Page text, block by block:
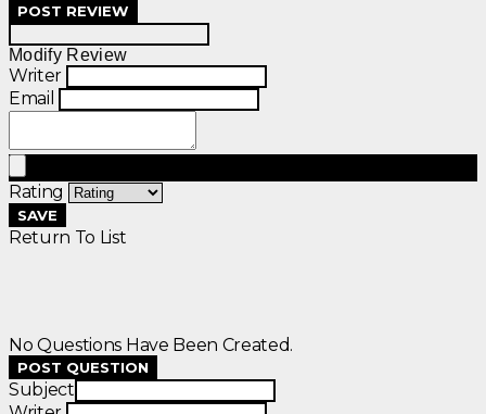
POST REVIEW
Modify Review
Writer
Email
Rating
SAVE
Return To List
No Questions Have Been Created.
POST QUESTION
Subject